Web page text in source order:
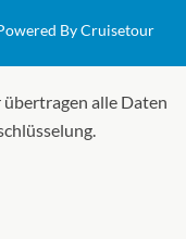
By Cruisetour
alle Daten